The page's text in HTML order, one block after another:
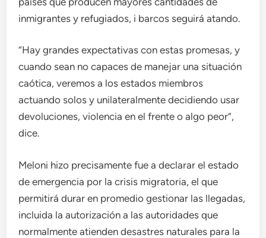
inmigrantes y refugiados, i barcos seguirá atando.
“Hay grandes expectativas con estas promesas, y
cuando sean no capaces de manejar una situación
caótica, veremos a los estados miembros
actuando solos y unilateralmente decidiendo usar
devoluciones, violencia en el frente o algo peor”,
dice.
Meloni hizo precisamente fue a declarar el estado
de emergencia por la crisis migratoria, el que
permitirá durar en promedio gestionar las llegadas,
incluida la autorización a las autoridades que
normalmente atienden desastres naturales para la